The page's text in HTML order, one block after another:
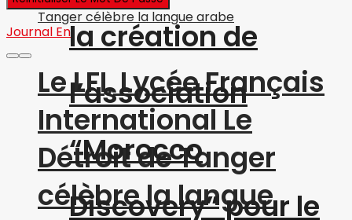
Le LFI, Lycée Français
International Le
Détroit de Tanger
célèbre la langue
la création de
l’association
“Morocco
Discovery” pour le
Journal En